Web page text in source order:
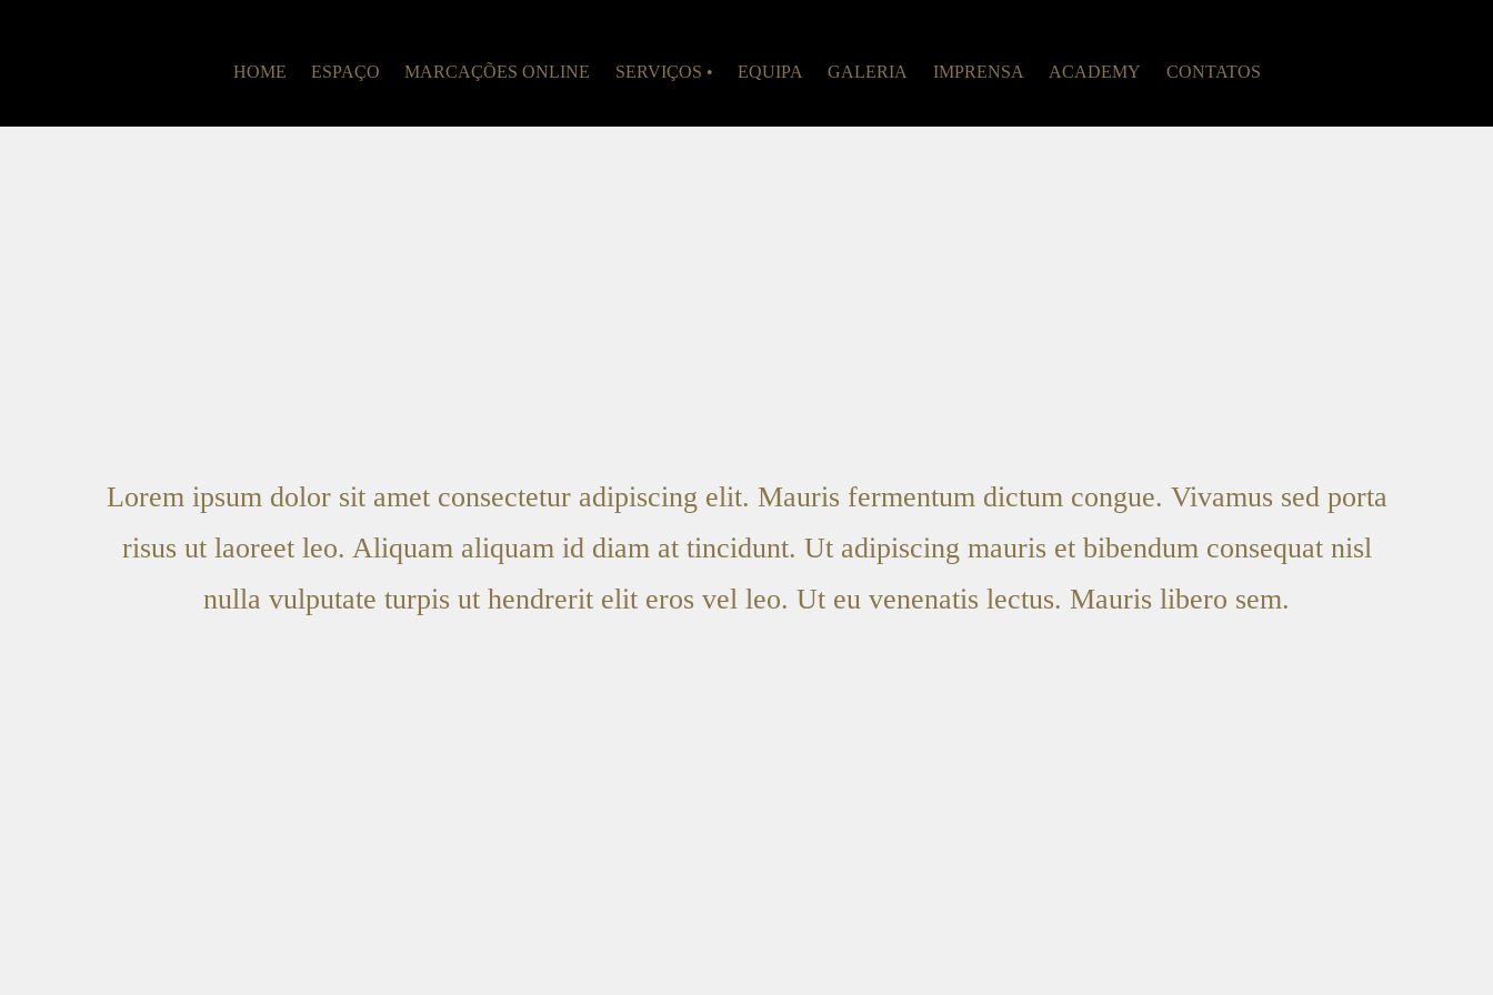
HOME ESPAÇO MARCAÇÕES ONLINE SERVIÇOS • EQUIPA GALERIA IMPRENSA ACADEMY CONTATOS
Lorem ipsum dolor sit amet consectetur adipiscing elit. Mauris fermentum dictum congue. Vivamus sed porta
risus ut laoreet leo. Aliquam aliquam id diam at tincidunt. Ut adipiscing mauris et bibendum consequat nisl
nulla vulputate turpis ut hendrerit elit eros vel leo. Ut eu venenatis lectus. Mauris libero sem.